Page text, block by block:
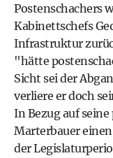
Postenschachers
Kabinettschefs
Infrastruktur
"hätte
Sicht sei der
verliere er doch
In Bezug auf
Marterbauer
der